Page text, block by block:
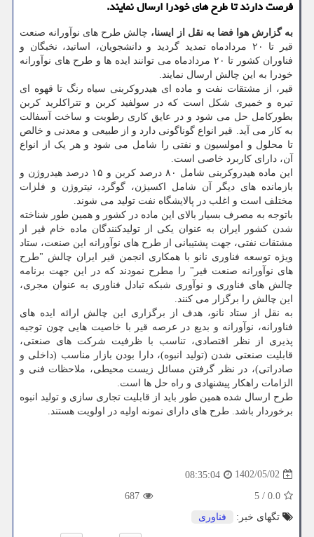
فرصت دارند تا طرح های خودرا ارسال نمایند.
به گزارش هوا فضا به نقل از ایسنا، چالش طرح های نوآورانه صنعت
قیر تا ۲۰ مردادماه تمدید گردید و دانشجویان، اساتید، نخبگان و
فناوران کشور تا ۲۰ مردادماه می توانند ایده ها و طرح های نوآورانه
خودرا به این چالش ارسال نمایند.
قیر، از مشتقات نفت و ماده ای هیدروکربنی سیاه رنگ تا قهوه ای
تیره و خمیری شکل است که در سولفید کربن و تتراکلرید کربن
بطورکامل حل می شود و در عایق کاری رطوبت و ساخت آسفالت
به کار می آید. قیر انواع گوناگونی دارد و از طبیعی و معدنی و خالص
تا محلول و امولسیون و نفتی را شامل می شود و هر یک از انواع
آن، دارای کاربرد خاصی است.
این ماده هیدروکربنی شامل ۸۰ درصد کربن و ۱۵ درصد هیدروژن و
بازمانده های دیگر آن شامل اکسیژن، گوگرد، نیتروژن و فلزات
مختلف است و اغلب در پالایشگاه نفت تولید می شوند.
باتوجه به مصرف بسیار بالای این ماده در کشور و همین طور شناخته
شدن کشور ایران به عنوان یکی از تولیدکنندگان ماده خام قیر از
مشتقات نفتی، جهت پشتیبانی از طرح های نوآورانه این صنعت، ستاد
ویژه توسعه فناوری نانو با همکاری انجمن قیر ایران چالش "طرح
های نوآورانه صنعت قیر" را مطرح نمودند که در این جهت برنامه
چالش های فناوری و نوآوری شبکه تبادل فناوری به عنوان مجری،
این چالش را برگزار می کنند.
به نقل از ستاد نانو، هدف از برگزاری این چالش ارائه ایده های
فناورانه، نوآورانه و بدیع در عرصه قیر با خاصیت هایی چون توجیه
پذیری از نظر اقتصادی، تناسب با ظرفیت شرکت های صنعتی،
قابلیت صنعتی شدن (تولید انبوه)، دارا بودن بازار مناسب (داخلی و
صادراتی)، در نظر گرفتن مسائل زیست محیطی، ملاحظات فنی و
الزامات راهکار پیشنهادی و راه حل ها است.
طرح ارسال شده همین طور باید از قابلیت تجاری سازی و تولید انبوه
برخوردار باشد. طرح های دارای نمونه اولیه در اولویت هستند.
1402/05/02
08:35:04
0.0
/
5
687
تگهای خبر:
فناوری